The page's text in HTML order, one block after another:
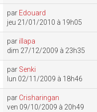
par Edouard
jeu 21/01/2010 à 19h05
par illapa
dim 27/12/2009 à 23h35
par Senki
lun 02/11/2009 à 18h46
par Crisharingan
ven 09/10/2009 à 20h49